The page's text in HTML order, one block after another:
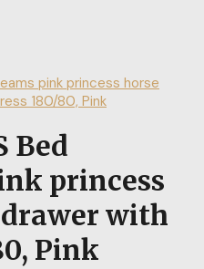
pink princess horse
180/80, Pink
Bed
princess
with
Pink